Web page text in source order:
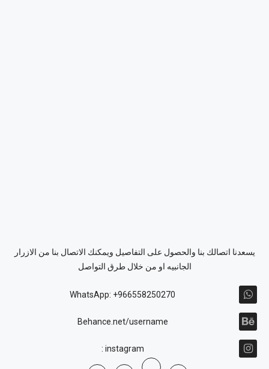
يسعدنا اتصالك بنا والحصول على التفاصيل ويمكنك الاتصال بنا من الازرار
الجانبيه او من خلال طرق التواصل
WhatsApp: +966558250270
Behance.net/username
instagram :